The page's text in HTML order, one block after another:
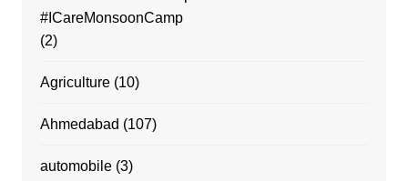
#ICareMonsoonCamp
(2)
Agriculture(10)
Ahmedabad (107)
automobile(3)